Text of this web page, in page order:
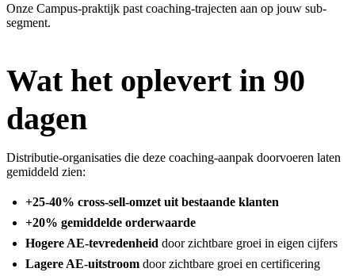
Onze Campus-praktijk past coaching-trajecten aan op jouw sub-
segment.
Wat het oplevert in 90
dagen
Distributie-organisaties die deze coaching-aanpak doorvoeren laten
gemiddeld zien:
+25-40% cross-sell-omzet uit bestaande klanten
+20% gemiddelde orderwaarde
Hogere AE-tevredenheid door zichtbare groei in eigen cijfers
Lagere AE-uitstroom door zichtbare groei en certificering